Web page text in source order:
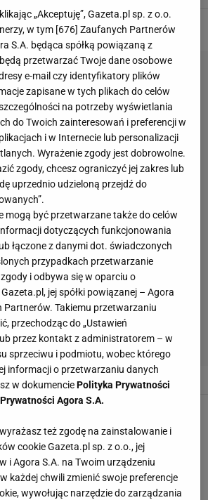
NAJNOWSZE
dwa produkty
baleriny to nowy trend na jesień 2026.
je w niskiej cenie
„Akceptuję”, Gazeta.pl sp. z o.o.
w tym [676] Zaufanych Partnerów
S.A. będąca spółką powiązaną z
przetwarzać Twoje dane osobowe
e-mail czy identyfikatory plików
zapisane w tych plikach do celów
na potrzeby wyświetlania
do Twoich zainteresowań i preferencji w
i w Internecie lub personalizacji
Wyrażenie zgody jest dobrowolne.
zgody, chcesz ograniczyć jej zakres lub
uprzednio udzieloną przejdź do
mogą być przetwarzane także do celów
dotyczących funkcjonowania
łączone z danymi dot. świadczonych
przypadkach przetwarzanie
i odbywa się w oparciu o
jej spółki powiązanej – Agora
Partnerów. Takiemu przetwarzaniu
przechodząc do „Ustawień
przez kontakt z administratorem – w
sprzeciwu i podmiotu, wobec którego
informacji o przetwarzaniu danych
w dokumenciePolityka Prywatności
Agora S.A.
też zgodę na zainstalowanie i
cookie Gazeta.pl sp. z o.o., jej
i Agora S.A. na Twoim urządzeniu
każdej chwili zmienić swoje preferencje
wywołując narzędzie do zarządzania